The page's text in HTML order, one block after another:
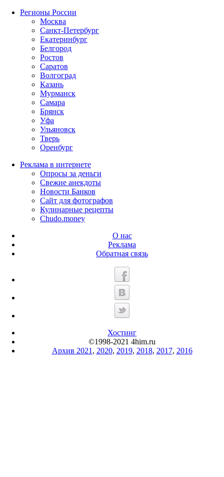
Регионы России
Москва
Санкт-Петербург
Екатеринбург
Белгород
Ростов
Саратов
Волгоград
Казань
Мурманск
Самара
Брянск
Уфа
Ульяновск
Тверь
Оренбург
Реклама в интернете
Опросы за деньги
Свежие анекдоты
Новости Банков
Сайт для фотографов
Кулинарные рецепты
Chudo.money
О нас
Реклама
Обратная связь
Хостинг
©1998-2021 4him.ru
Архив 2021 , 2020, 2019, 2018, 2017, 2016